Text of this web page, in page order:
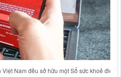
Nam đều sở hữu một Sổ sức khoẻ điện